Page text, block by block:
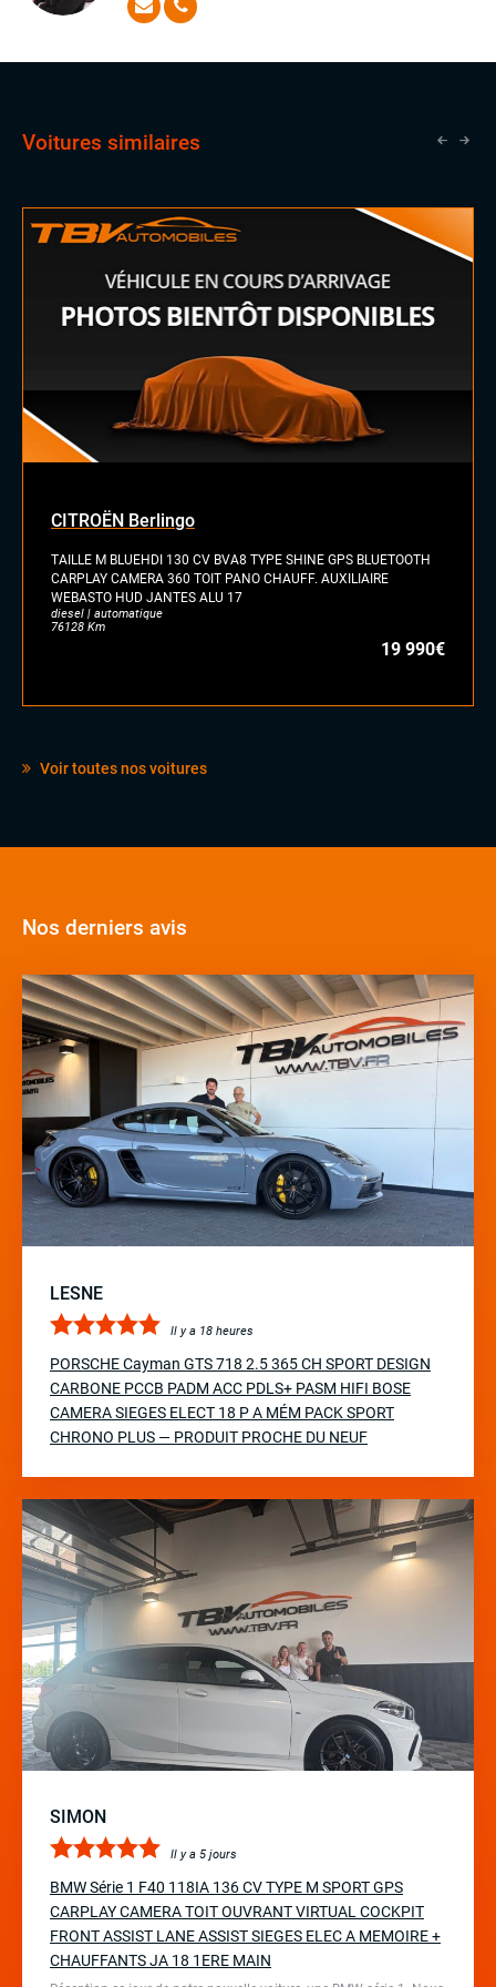
votre recherche en une expérience simple, efficace et
pleine d’enthousiasme.
Volant cuir
Voitures similaires
CITROËN Berlingo
TAILLE M BLUEHDI 130 CV BVA8 TYPE SHINE GPS BLUETOOTH
CARPLAY CAMERA 360 TOIT PANO CHAUFF. AUXILIAIRE
WEBASTO HUD JANTES ALU 17
diesel | automatique
76128 Km
19 990€
Voir toutes nos voitures
Nos derniers avis
LESNE
Il y a 18 heures
PORSCHE Cayman GTS 718 2.5 365 CH SPORT DESIGN
CARBONE PCCB PADM ACC PDLS+ PASM HIFI BOSE
CAMERA SIEGES ELECT 18 P A MÉM PACK SPORT
CHRONO PLUS — PRODUIT PROCHE DU NEUF
SIMON
Il y a 5 jours
BMW Série 1 F40 118IA 136 CV TYPE M SPORT GPS
CARPLAY CAMERA TOIT OUVRANT VIRTUAL COCKPIT
FRONT ASSIST LANE ASSIST SIEGES ELEC A MEMOIRE +
CHAUFFANTS JA 18 1ERE MAIN